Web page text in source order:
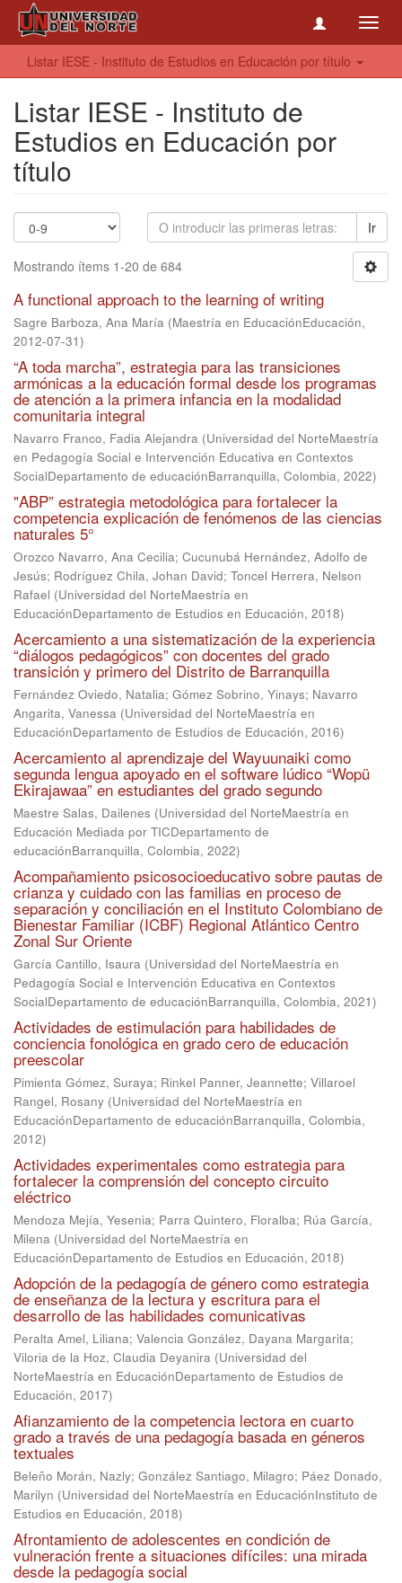
Listar IESE - Instituto de Estudios en Educación por título
Listar IESE - Instituto de
Estudios en Educación por
título
Ir
Mostrando ítems 1-20 de 684
A functional approach to the learning of writing
Sagre Barboza, Ana María (Maestría en EducaciónEducación,
2012-07-31)
“A toda marcha”, estrategia para las transiciones
armónicas a la educación formal desde los programas
de atención a la primera infancia en la modalidad
comunitaria integral
Navarro Franco, Fadia Alejandra (Universidad del NorteMaestría
en Pedagogía Social e Intervención Educativa en Contextos
SocialDepartamento de educaciónBarranquilla, Colombia, 2022)
"ABP” estrategia metodológica para fortalecer la
competencia explicación de fenómenos de las ciencias
naturales 5°
Orozco Navarro, Ana Cecilia; Cucunubá Hernández, Adolfo de
Jesús; Rodríguez Chila, Johan David; Toncel Herrera, Nelson
Rafael (Universidad del NorteMaestría en
EducaciónDepartamento de Estudios en Educación, 2018)
Acercamiento a una sistematización de la experiencia
“diálogos pedagógicos” con docentes del grado
transición y primero del Distrito de Barranquilla
Fernández Oviedo, Natalia; Gómez Sobrino, Yinays; Navarro
Angarita, Vanessa (Universidad del NorteMaestría en
EducaciónDepartamento de Estudios de Educación, 2016)
Acercamiento al aprendizaje del Wayuunaiki como
segunda lengua apoyado en el software lúdico “Wopü
Ekirajawaa” en estudiantes del grado segundo
Maestre Salas, Dailenes (Universidad del NorteMaestría en
Educación Mediada por TICDepartamento de
educaciónBarranquilla, Colombia, 2022)
Acompañamiento psicosocioeducativo sobre pautas de
crianza y cuidado con las familias en proceso de
separación y conciliación en el Instituto Colombiano de
Bienestar Familiar (ICBF) Regional Atlántico Centro
Zonal Sur Oriente
García Cantillo, Isaura (Universidad del NorteMaestría en
Pedagogía Social e Intervención Educativa en Contextos
SocialDepartamento de educaciónBarranquilla, Colombia, 2021)
Actividades de estimulación para habilidades de
conciencia fonológica en grado cero de educación
preescolar
Pimienta Gómez, Suraya; Rinkel Panner, Jeannette; Villaroel
Rangel, Rosany (Universidad del NorteMaestría en
EducaciónDepartamento de educaciónBarranquilla, Colombia,
2012)
Actividades experimentales como estrategia para
fortalecer la comprensión del concepto circuito
eléctrico
Mendoza Mejía, Yesenia; Parra Quintero, Floralba; Rúa García,
Milena (Universidad del NorteMaestría en
EducaciónDepartamento de Estudios en Educación, 2018)
Adopción de la pedagogía de género como estrategia
de enseñanza de la lectura y escritura para el
desarrollo de las habilidades comunicativas
Peralta Amel, Liliana; Valencia González, Dayana Margarita;
Viloria de la Hoz, Claudia Deyanira (Universidad del
NorteMaestría en EducaciónDepartamento de Estudios de
Educación, 2017)
Afianzamiento de la competencia lectora en cuarto
grado a través de una pedagogía basada en géneros
textuales
Beleño Morán, Nazly; González Santiago, Milagro; Páez Donado,
Marilyn (Universidad del NorteMaestría en EducaciónInstituto de
Estudios en Educación, 2018)
Afrontamiento de adolescentes en condición de
vulneración frente a situaciones difíciles: una mirada
desde la pedagogía social